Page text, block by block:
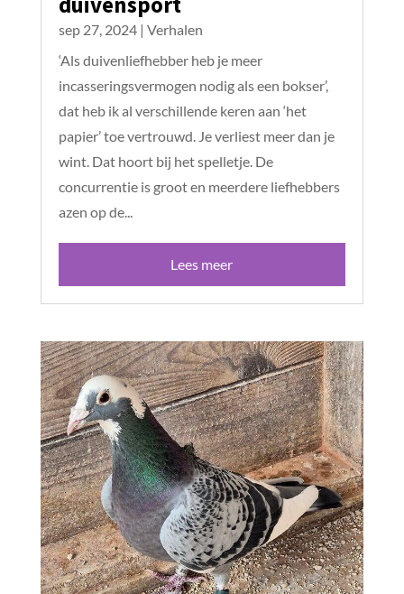
sep 27, 2024| Verhalen
‘Als duivenliefhebber heb je meer
incasseringsvermogen nodig als een bokser’,
dat heb ik al verschillende keren aan ‘het
papier’ toe vertrouwd. Je verliest meer dan je
wint. Dat hoort bij het spelletje. De
concurrentie is groot en meerdere liefhebbers
azen op de...
Lees meer